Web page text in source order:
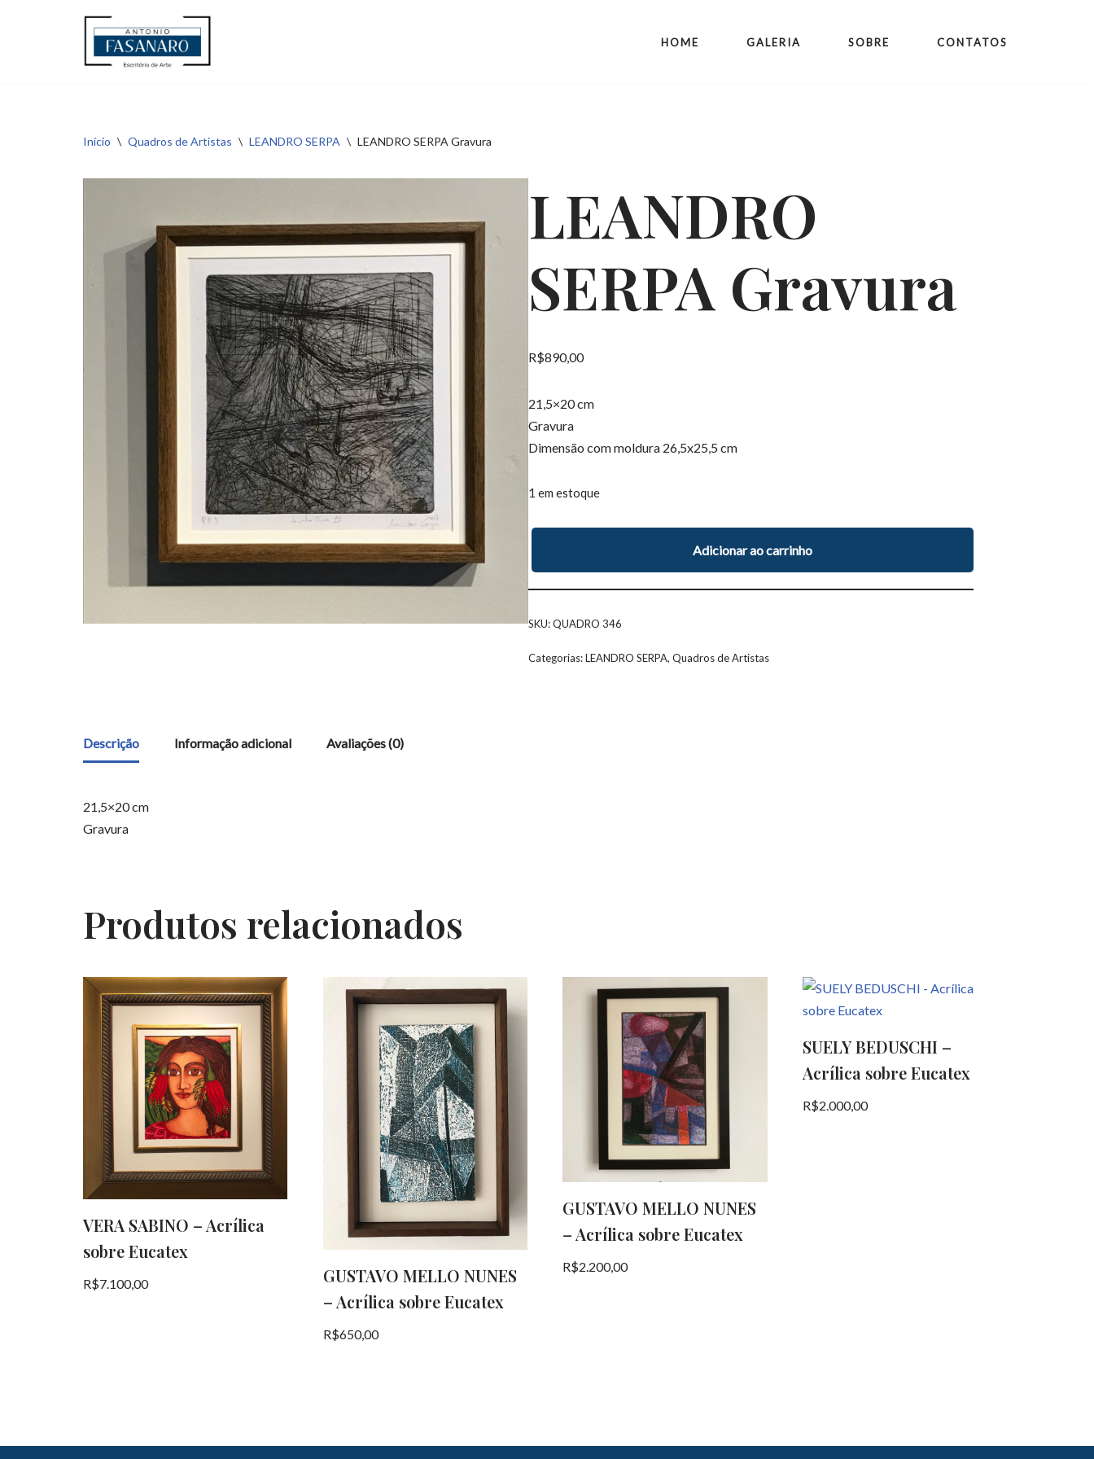
HOME GALERIA SOBRE CONTATOS
Início \ Quadros de Artistas \ LEANDRO SERPA \ LEANDRO SERPA Gravura
LEANDRO
SERPA Gravura
R$890,00
21,5×20 cm
Gravura
Dimensão com moldura 26,5x25,5 cm
1 em estoque
Adicionar ao carrinho
SKU:QUADRO 346
Categorias:LEANDRO SERPA,Quadros de Artistas
Descrição Informação adicional Avaliações (0)
21,5×20 cm
Gravura
Produtos relacionados
VERA SABINO – Acrílica
sobre Eucatex
R$7.100,00
GUSTAVO MELLO NUNES
– Acrílica sobre Eucatex
R$650,00
GUSTAVO MELLO NUNES
– Acrílica sobre Eucatex
R$2.200,00
SUELY BEDUSCHI –
Acrílica sobre Eucatex
R$2.000,00